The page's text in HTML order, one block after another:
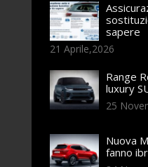
sapere
21 Aprile,2026
Range
luxury
25
Nuova
fanno